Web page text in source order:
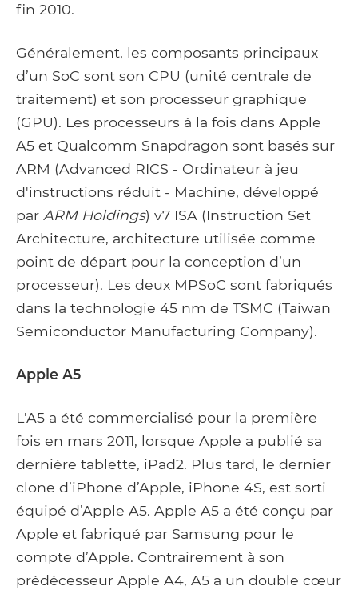
fin 2010.
Généralement, les composants principaux
d’un SoC sont son CPU (unité centrale de
traitement) et son processeur graphique
(GPU). Les processeurs à la fois dans Apple
A5 et Qualcomm Snapdragon sont basés sur
ARM (Advanced RICS - Ordinateur à jeu
d'instructions réduit - Machine, développé
par ARM Holdings) v7 ISA (Instruction Set
Architecture, architecture utilisée comme
point de départ pour la conception d’un
processeur). Les deux MPSoC sont fabriqués
dans la technologie 45 nm de TSMC (Taiwan
Semiconductor Manufacturing Company).
Apple A5
L'A5 a été commercialisé pour la première
fois en mars 2011, lorsque Apple a publié sa
dernière tablette, iPad2. Plus tard, le dernier
clone d’iPhone d’Apple, iPhone 4S, est sorti
équipé d’Apple A5. Apple A5 a été conçu par
Apple et fabriqué par Samsung pour le
compte d’Apple. Contrairement à son
prédécesseur Apple A4, A5 a un double cœur